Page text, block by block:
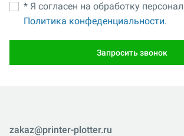
* Я согласен на обработку
Политика конфеденциальности.
Запросить звонок
zakaz@printer-plotter.ru